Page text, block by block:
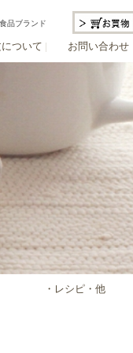
品ブランド
ついて | お問い合わせ
・レシピ・他